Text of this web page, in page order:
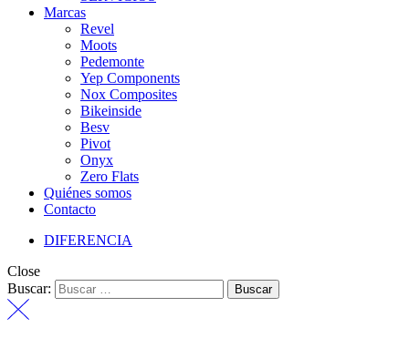
Marcas
Revel
Moots
Pedemonte
Yep Components
Nox Composites
Bikeinside
Besv
Pivot
Onyx
Zero Flats
Quiénes somos
Contacto
DIFERENCIA
Close
Buscar: